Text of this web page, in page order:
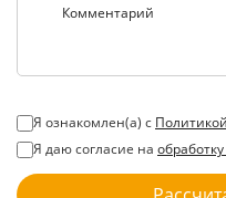
Комментарий
Я ознакомлен(а) с
Я даю согласие на